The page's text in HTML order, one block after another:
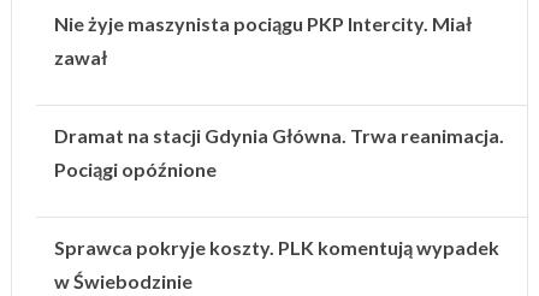
Nie żyje maszynista pociągu PKP Intercity. Miał
zawał
Dramat na stacji Gdynia Główna. Trwa reanimacja.
Pociągi opóźnione
Sprawca pokryje koszty. PLK komentują wypadek
w Świebodzinie